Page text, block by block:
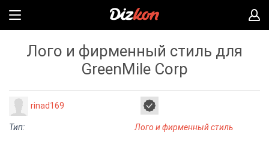
Лого и фирменный стиль для
GreenMile Corp
rinad169
Тип: Лого и фирменный стиль